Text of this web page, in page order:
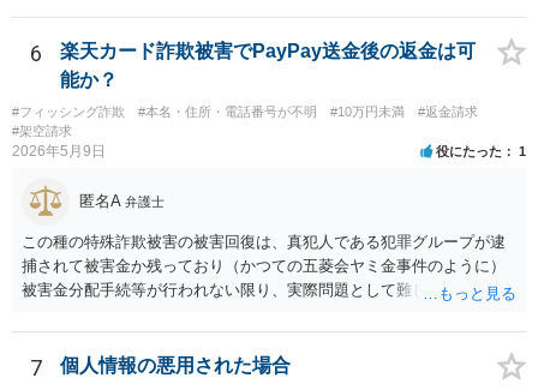
問題はございません。
6
楽天カード詐欺被害でPayPay送金後の返金は可
能か？
#フィッシング詐欺 #本名・住所・電話番号が不明 #10万円未満
#返金請求
#架空請求
2026年5月9日 役にたった 1
匿名A 弁護士
この種の特殊詐欺被害の被害回復は、真犯人である犯罪グループが逮
捕されて被害金か残っており（かつての五菱会ヤミ金事件のように）
被害金分配手続等が行われない限り、実際問題として難しいのが現実
7 個人情報の悪用された場合